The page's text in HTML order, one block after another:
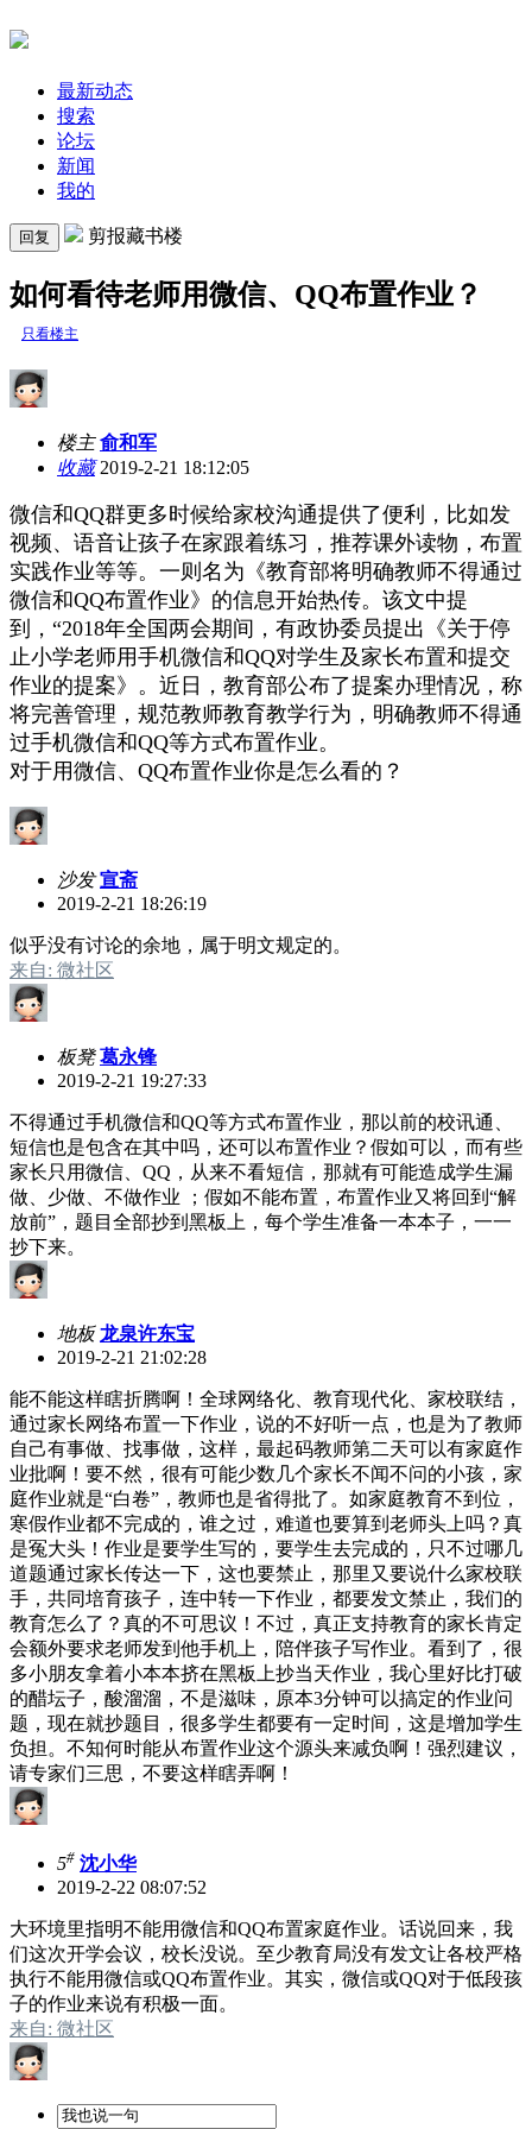
最新动态
搜索
论坛
新闻
我的
回复 剪报藏书楼
如何看待老师用微信、QQ布置作业？
只看楼主
楼主 俞和军
收藏2019-2-21 18:12:05
微信和QQ群更多时候给家校沟通提供了便利，比如发
视频、语音让孩子在家跟着练习，推荐课外读物，布置
实践作业等等。一则名为《教育部将明确教师不得通过
微信和QQ布置作业》的信息开始热传。该文中提
到，“2018年全国两会期间，有政协委员提出《关于停
止小学老师用手机微信和QQ对学生及家长布置和提交
作业的提案》。近日，教育部公布了提案办理情况，称
将完善管理，规范教师教育教学行为，明确教师不得通
过手机微信和QQ等方式布置作业。
对于用微信、QQ布置作业你是怎么看的？
沙发 宣斋
2019-2-21 18:26:19
似乎没有讨论的余地，属于明文规定的。
来自: 微社区
板凳 葛永锋
2019-2-21 19:27:33
不得通过手机微信和QQ等方式布置作业，那以前的校讯通、
短信也是包含在其中吗，还可以布置作业？假如可以，而有些
家长只用微信、QQ，从来不看短信，那就有可能造成学生漏
做、少做、不做作业 ；假如不能布置，布置作业又将回到“解
放前”，题目全部抄到黑板上，每个学生准备一本本子，一一
抄下来。
地板 龙泉许东宝
2019-2-21 21:02:28
能不能这样瞎折腾啊！全球网络化、教育现代化、家校联结，
通过家长网络布置一下作业，说的不好听一点，也是为了教师
自己有事做、找事做，这样，最起码教师第二天可以有家庭作
业批啊！要不然，很有可能少数几个家长不闻不问的小孩，家
庭作业就是“白卷”，教师也是省得批了。如家庭教育不到位，
寒假作业都不完成的，谁之过，难道也要算到老师头上吗？真
是冤大头！作业是要学生写的，要学生去完成的，只不过哪几
道题通过家长传达一下，这也要禁止，那里又要说什么家校联
手，共同培育孩子，连中转一下作业，都要发文禁止，我们的
教育怎么了？真的不可思议！不过，真正支持教育的家长肯定
会额外要求老师发到他手机上，陪伴孩子写作业。看到了，很
多小朋友拿着小本本挤在黑板上抄当天作业，我心里好比打破
的醋坛子，酸溜溜，不是滋味，原本3分钟可以搞定的作业问
题，现在就抄题目，很多学生都要有一定时间，这是增加学生
负担。不知何时能从布置作业这个源头来减负啊！强烈建议，
请专家们三思，不要这样瞎弄啊！
5# 沈小华
2019-2-22 08:07:52
大环境里指明不能用微信和QQ布置家庭作业。话说回来，我
们这次开学会议，校长没说。至少教育局没有发文让各校严格
执行不能用微信或QQ布置作业。其实，微信或QQ对于低段孩
子的作业来说有积极一面。
来自: 微社区